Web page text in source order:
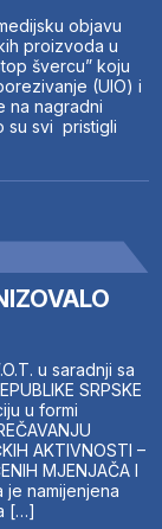
objavu
proizvoda u
švercu” koju
(UIO) i
na nagradni
su svi pristigli
u saradnji sa
SRPSKE
u formi
AKTIVNOSTI –
MJENJAČA I
je namijenjena
[…]